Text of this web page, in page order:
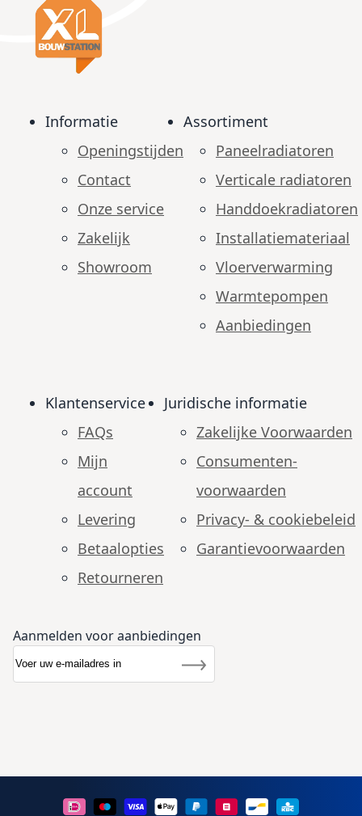
Informatie
Openingstijden
Contact
Onze service
Zakelijk
Showroom
Assortiment
Paneelradiatoren
Verticale radiatoren
Handdoekradiatoren
Installatiemateriaal
Vloerverwarming
Warmtepompen
Aanbiedingen
Klantenservice
FAQs
Mijn
account
Levering
Betaalopties
Retourneren
Juridische informatie
Zakelijke Voorwaarden
Consumenten­
voorwaarden
Privacy- & cookiebeleid
Garantie­voorwaarden
Aanmelden voor aanbiedingen
Nieuwsbrief
Inschrijven